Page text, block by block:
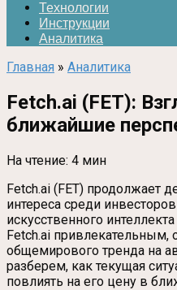
Технологии
Инструкции
Аналитика
Главная » Аналитика
Fetch.ai (FET):
ближайшие
На чтение: 4 мин
Fetch.ai (FET) продолжает
интереса среди
искусственного
Fetch.ai привлекательным,
общемирового тренда на
разберем, как текущая
повлиять на его цену в